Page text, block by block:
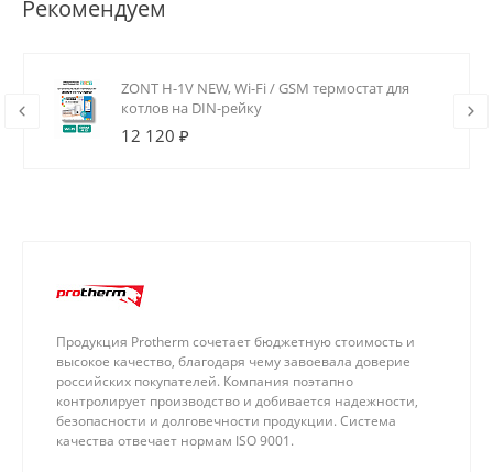
Рекомендуем
ZONT H-1V NEW, Wi-Fi / GSM термостат для
котлов на DIN-рейку
12 120 ₽
Продукция Protherm сочетает бюджетную стоимость и
высокое качество, благодаря чему завоевала доверие
российских покупателей. Компания поэтапно
контролирует производство и добивается надежности,
безопасности и долговечности продукции. Система
качества отвечает нормам ISO 9001.